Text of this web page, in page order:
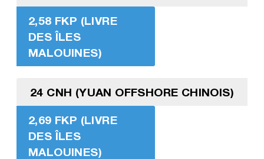
2,58 FKP (LIVRE
DES ÎLES
MALOUINES)
24 CNH (YUAN OFFSHORE CHINOIS)
2,69 FKP (LIVRE
DES ÎLES
MALOUINES)